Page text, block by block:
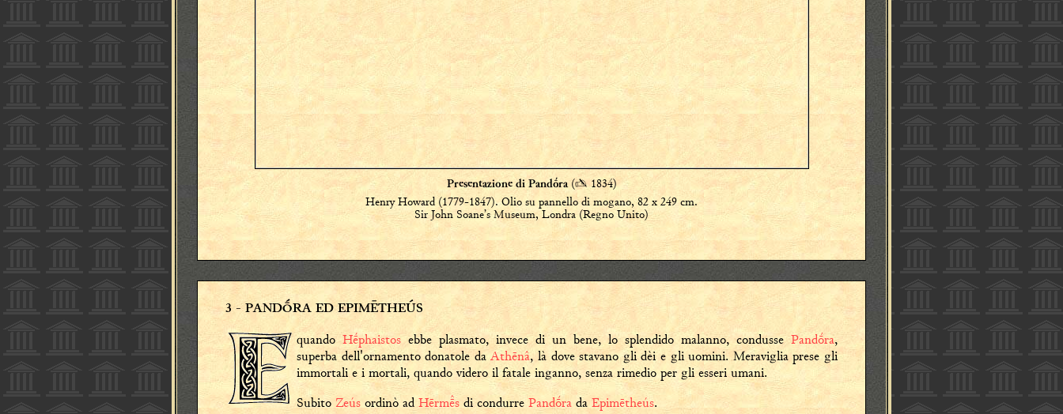
Presentazione di Pandṓra(✍1834)
Henry Howard (1779-1847). Olio su pannello di mogano, 82 x 249 cm.
Sir John Soane’s Museum, Londra (Regno Unito)
3 - PANDṒRA ED EPIMĒTHEÚS
quando Hḗphaistos ebbe plasmato, invece di un bene, lo splendido malanno, condussePandṓra,
superba dell'ornamento donatole daAthēnâ, là dove stavano gli dèi e gli uomini. Meraviglia prese gli
immortali e i mortali, quando videro il fatale inganno, senza rimedio per gli esseri umani.
Subito Zeús ordinò adHērms di condurre Pandṓra da Epimētheús.